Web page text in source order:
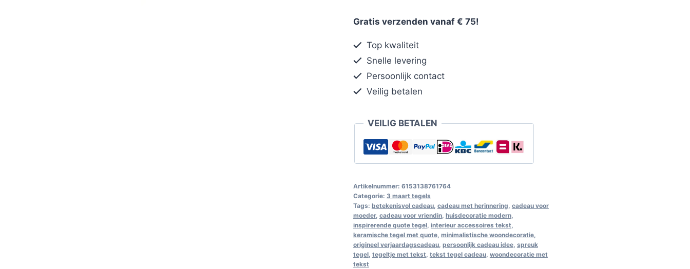
Gratis verzenden vanaf € 75!
Top kwaliteit
Snelle levering
Persoonlijk contact
Veilig betalen
VEILIG BETALEN
Artikelnummer: 6153138761764
Categorie: 3 maart tegels
Tags: betekenisvol cadeau, cadeau met herinnering cadeau voor
moeder, cadeau voor vriendin, huisdecoratie modern,
inspirerende quote tegel, interieur accessoires tekst
keramische tegel met quote, minimalistische woondecoratie,
origineel verjaardagscadeau, persoonlijk cadeau idee, spreuk
tegel, tegeltje met tekst tekst tegel cadeau, woondecoratie met
tekst